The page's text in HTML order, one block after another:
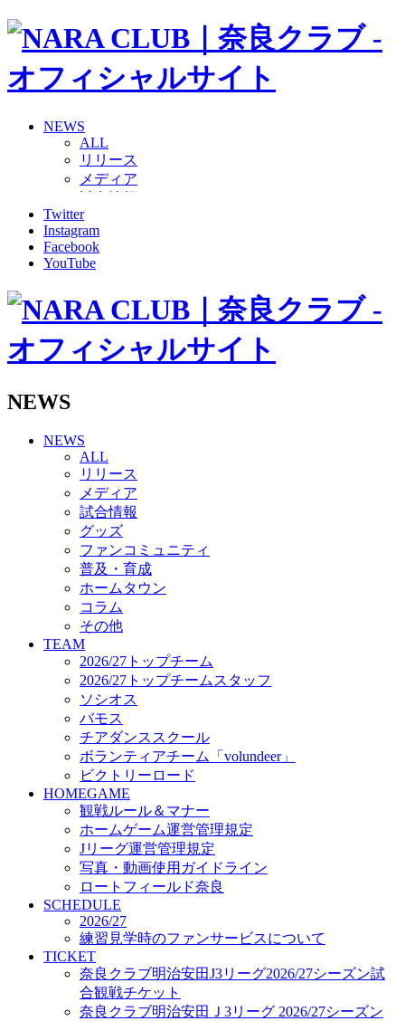
NEWS
ALL
リリース
メディア
グッズ
ファンコミュニティ
普及・育成
ホームタウン
その他
2026/27トップチーム
2026/27トップチームスタッフ
ボランティアチーム「volundeer」
ビクトリーロード
HOMEGAME
観戦ルール＆マナー
ホームゲーム運営管理規定
Jリーグ運営管理規定
写真・動画使用ガイドライン
ロートフィールド奈良
SCHEDULE
2026/27
練習見学時のファンサービスについて
TICKET
奈良クラブ明治安田J3リーグ2026/27シーズン試
合観戦チケット
奈良クラブ明治安田Ｊ3リーグ 2026/27シーズン
「鹿パス」
観戦ルール＆マナー
FANCOMMUNITY
2026/27ファンコミュニティ
サポートショップ
GOODS
オフィシャルストア（実店舗）
オンラインストア
ACADEMY
アカデミーについて
プロジェクト
コーチ&スタッフ
ジュニア
ジュニアユース
ユース
練習拠点（ナラディーア）
SCHOOL
Twitter
Instagram
Facebook
YouTube
NEWS
NEWS
ALL
リリース
メディア
試合情報
グッズ
ファンコミュニティ
普及・育成
ホームタウン
コラム
その他
TEAM
2026/27トップチーム
2026/27トップチームスタッフ
ソシオス
バモス
チアダンススクール
ボランティアチーム「volundeer」
ビクトリーロード
HOMEGAME
観戦ルール＆マナー
ホームゲーム運営管理規定
Jリーグ運営管理規定
写真・動画使用ガイドライン
ロートフィールド奈良
SCHEDULE
2026/27
練習見学時のファンサービスについて
TICKET
奈良クラブ明治安田J3リーグ2026/27シーズン試
合観戦チケット
奈良クラブ明治安田Ｊ3リーグ 2026/27シーズン